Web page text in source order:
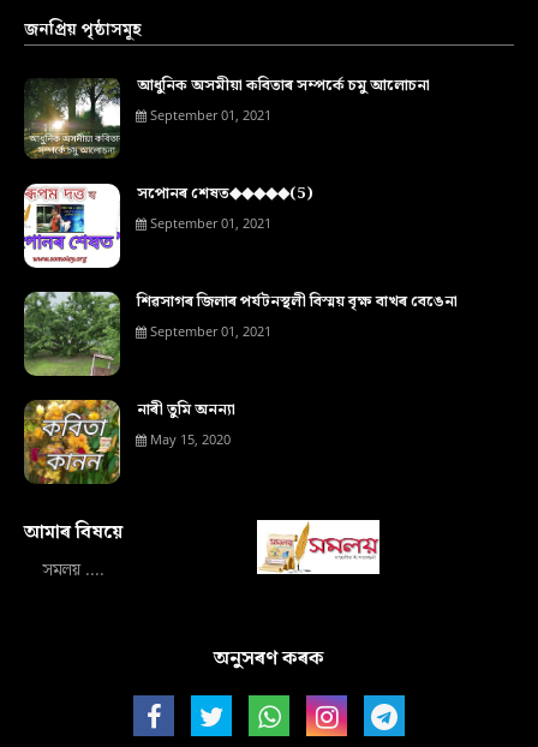
জনপ্ৰিয় পৃষ্ঠাসমূহ
আধুনিক অসমীয়া কবিতাৰ সম্পৰ্কে চমু আলোচনা
September 01, 2021
সপোনৰ শেষত◆◆◆◆◆(5)
September 01, 2021
শিৱসাগৰ জিলাৰ পৰ্যটনস্থলী বিস্ময় বৃক্ষ বাখৰ বেঙেনা
September 01, 2021
নাৰী তুমি অনন্যা
May 15, 2020
আমাৰ বিষয়ে‍
সমলয় ....
অনুসৰণ কৰক